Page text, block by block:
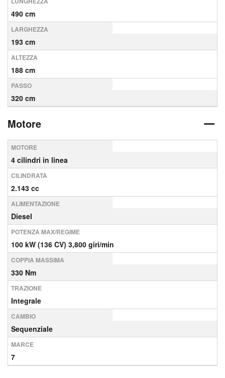
490 cm
LARGHEZZA
193 cm
ALTEZZA
188 cm
PASSO
320 cm
Motore
MOTORE
4 cilindri in linea
CILINDRATA
2.143 cc
ALIMENTAZIONE
Diesel
POTENZA MAX/REGIME
100 kW (136 CV) 3,800 giri/min
COPPIA MASSIMA
330 Nm
TRAZIONE
Integrale
CAMBIO
Sequenziale
MARCE
7